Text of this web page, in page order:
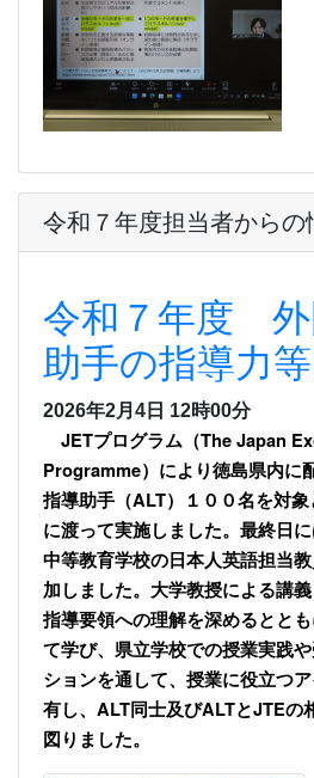
令和７年度担当者からの
令和７年度 外
助手の指導力
2026年2月4日 12時00分
JETプログラム（The Japan
Programme）により徳島県内に
指導助手（ALT）１００名を対
に渡って実施しました。最終日
中等教育学校の日本人英語担当
加しました。大学教授による講義
指導要領への理解を深めるととも
て学び、県立学校での授業実践
ションを通して、授業に役立つ
有し、ALT同士及びALTとJTEの
図りました。